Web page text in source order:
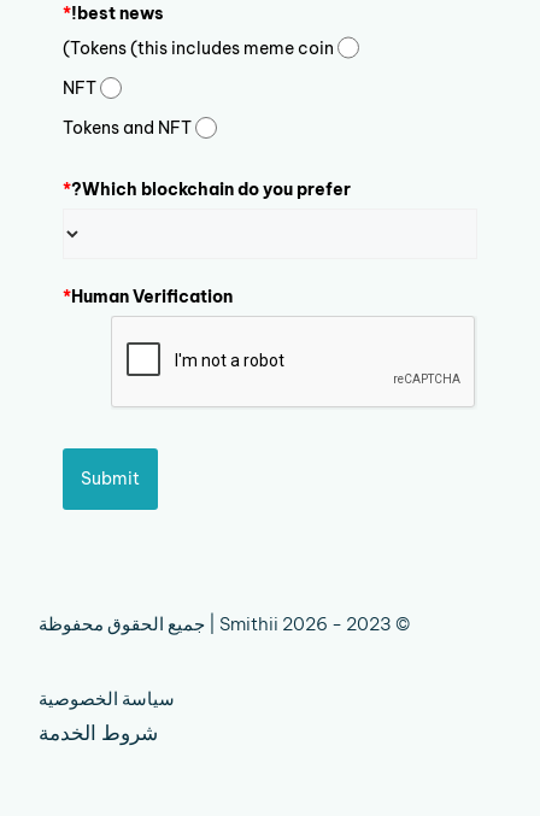
best news!
*
Tokens (this includes meme coin)
NFT
Tokens and NFT
Which blockchain do you prefer?
*
Human Verification
*
Submit
© 2023 - 2026 Smithii | جميع الحقوق محفوظة
سياسة الخصوصية
شروط الخدمة